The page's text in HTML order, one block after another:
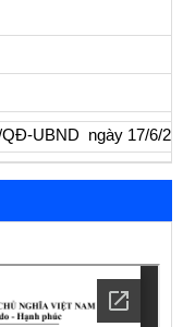
UBND ngày 17/6/